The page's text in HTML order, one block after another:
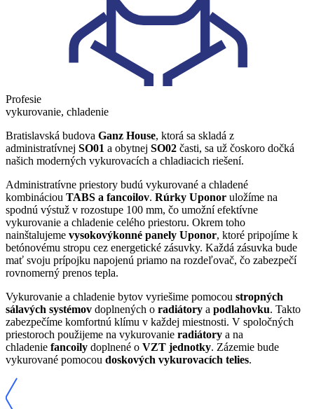
Profesie
vykurovanie, chladenie
Bratislavská budova Ganz House, ktorá sa skladá z
administratívnej SO01 a obytnej SO02 časti, sa už čoskoro dočká
našich moderných vykurovacích a chladiacich riešení.
Administratívne priestory budú vykurované a chladené
kombináciou TABS a fancoilov. Rúrky Uponor uložíme na
spodnú výstuž v rozostupe 100 mm, čo umožní efektívne
vykurovanie a chladenie celého priestoru. Okrem toho
nainštalujeme vysokovýkonné panely Uponor, ktoré pripojíme k
betónovému stropu cez energetické zásuvky. Každá zásuvka bude
mať svoju prípojku napojenú priamo na rozdeľovač, čo zabezpečí
rovnomerný prenos tepla.
Vykurovanie a chladenie bytov vyriešime pomocou stropných
sálavých systémov doplnených o radiátory a podlahovku. Takto
zabezpečíme komfortnú klímu v každej miestnosti. V spoločných
priestoroch použijeme na vykurovanie radiátory a na
chladenie fancoily doplnené o VZT jednotky. Zázemie bude
vykurované pomocou doskových vykurovacích telies.